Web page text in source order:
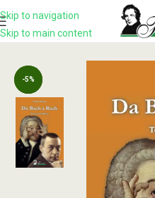
Skip to navigation
Skip to main content
Home Prodotto DA BACH A
-5%
-5%